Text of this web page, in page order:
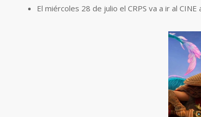
El miércoles 28 de julio el CRPS va a ir al